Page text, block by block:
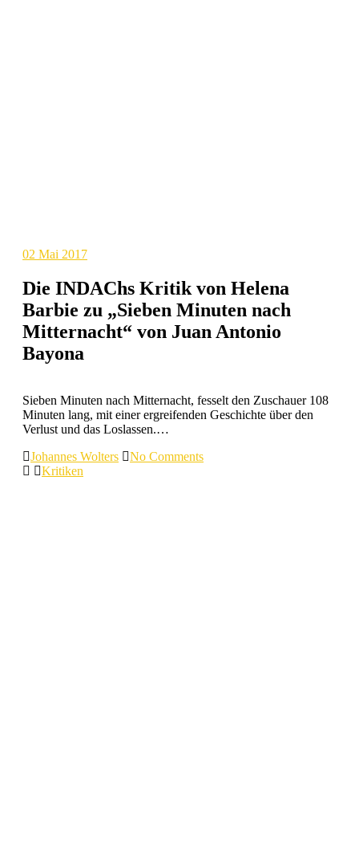
02 Mai 2017
Die INDAChs Kritik von Helena
Barbie zu „Sieben Minuten nach
Mitternacht“ von Juan Antonio
Bayona
Sieben Minuten nach Mitternacht, fesselt den Zuschauer 108
Minuten lang, mit einer ergreifenden Geschichte über den
Verlust und das Loslassen.…
Johannes Wolters
No Comments
Kritiken